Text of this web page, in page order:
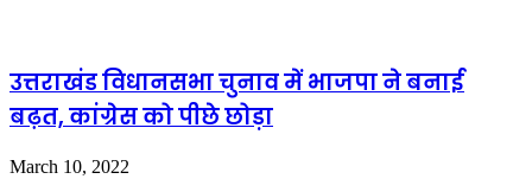
उत्तराखंड विधानसभा चुनाव में भाजपा ने बनाई
बढ़त, कांग्रेस को पीछे छोड़ा
March 10, 2022